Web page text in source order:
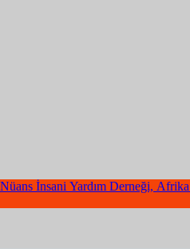
İnsani Yardım Derneği,